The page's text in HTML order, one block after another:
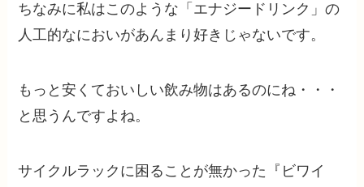
ちなみに私はこのような「エナジードリンク」の
人工的なにおいがあんまり好きじゃないです。
もっと安くておいしい飲み物はあるのにね・・・
と思うんですよね。
サイクルラックに困ることが無かった『ビワイ